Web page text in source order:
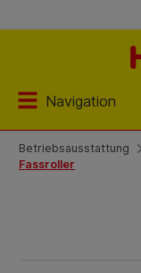
Navigation
Betriebsausstattung
Fassroller